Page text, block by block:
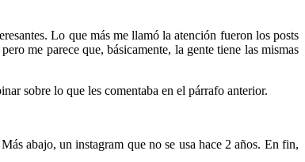
Lo que más me llamó la atención fueron los posts
me parece que, básicamente, la gente tiene las mismas
sobre lo que les comentaba en el párrafo anterior.
abajo, un instagram que no se usa hace 2 años. En fin,